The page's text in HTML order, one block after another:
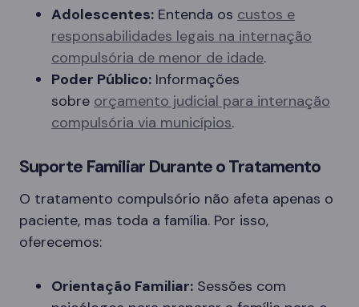
Adolescentes: Entenda os custos e
responsabilidades legais na internação
compulsória de menor de idade.
Poder Público: Informações
sobre orçamento judicial para internação
compulsória via municípios.
Suporte Familiar Durante o Tratamento
O tratamento compulsório não afeta apenas o
paciente, mas toda a família. Por isso,
oferecemos:
Orientação Familiar: Sessões com